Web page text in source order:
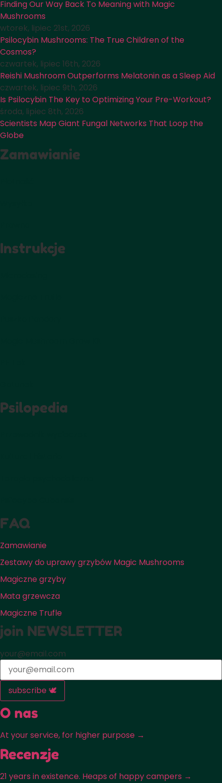
Finding Our Way Back To Meaning with Magic
Mushrooms
wtorek, lipiec 21st, 2026
Psilocybin Mushrooms: The True Children of the
Cosmos?
czwartek, lipiec 16th, 2026
Reishi Mushroom Outperforms Melatonin as a Sleep Aid
czwartek, lipiec 9th, 2026
Is Psilocybin The Key to Optimizing Your Pre-Workout?
środa, lipiec 8th, 2026
Scientists Map Giant Fungal Networks That Loop the
Globe
Zamawianie
Instrukcje
Psilopedia
FAQ
Zamawianie
Zestawy do uprawy grzybów Magic Mushrooms
Magiczne grzyby
Mata grzewcza
Magiczne Trufle
join NEWSLETTER
your@email.com
subscribe 🕊️
O nas
At your service, for higher purpose →
Recenzje
21 years in existence. Heaps of happy campers →